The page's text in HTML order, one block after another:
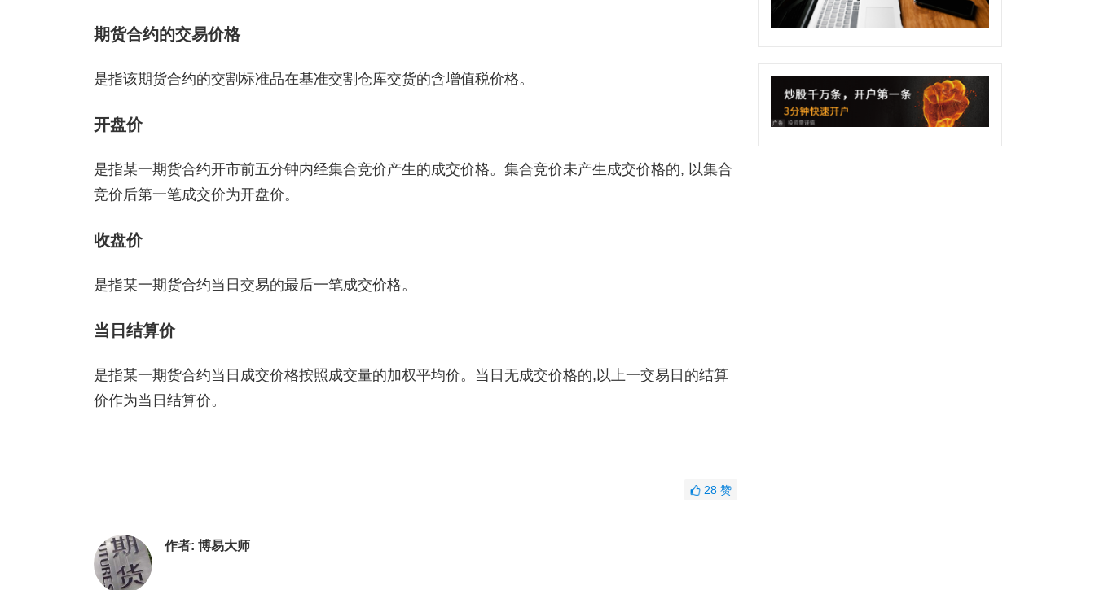
期货合约的交易价格
是指该期货合约的交割标准品在基准交割仓库交货的含增值税价格。
开盘价
是指某一期货合约开市前五分钟内经集合竞价产生的成交价格。集合竞价未产生成交价格的, 以集合
竞价后第一笔成交价为开盘价。
收盘价
是指某一期货合约当日交易的最后一笔成交价格。
当日结算价
是指某一期货合约当日成交价格按照成交量的加权平均价。当日无成交价格的,以上一交易日的结算
价作为当日结算价。
28 赞
作者: 博易大师